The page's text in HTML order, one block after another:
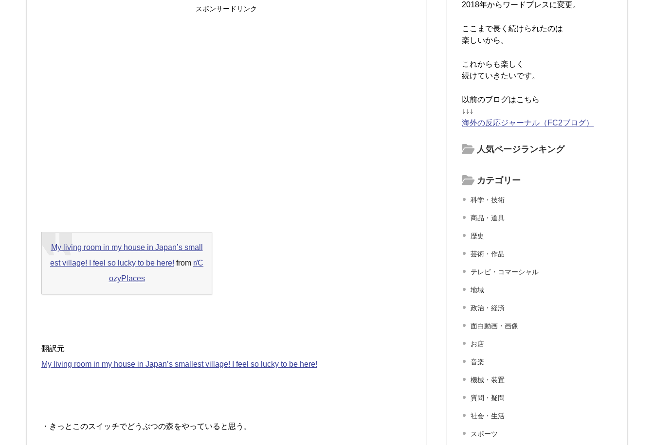
スポンサードリンク
My living room in my house in Japan’s small
est village! I feel so lucky to be here! from r/C
ozyPlaces
翻訳元
My living room in my house in Japan’s smallest village! I feel so lucky to be here!
・きっとこのスイッチでどうぶつの森をやっていると思う。
2018年からワードプレスに変更。
ここまで長く続けられたのは
楽しいから。
これからも楽しく
続けていきたいです。
以前のブログはこちら
↓↓↓
海外の反応ジャーナル（FC2ブログ）
人気ページランキング
カテゴリー
科学・技術
商品・道具
歴史
芸術・作品
テレビ・コマーシャル
地域
政治・経済
面白動画・画像
お店
音楽
機械・装置
質問・疑問
社会・生活
スポーツ